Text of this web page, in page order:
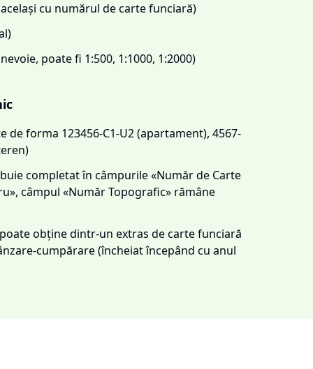
cu numărul de carte funciară)
poate fi 1:500, 1:1000, 1:2000)
forma 123456-C1-U2 (apartament), 4567-
completat în câmpurile «Număr de Carte
câmpul «Număr Topografic» rămâne
obține dintr-un extras de carte funciară
cumpărare (încheiat începând cu anul